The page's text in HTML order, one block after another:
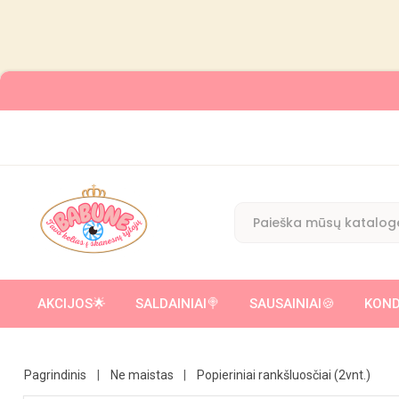
AKCIJOS🌟 SALDAINIAI🍭 SAUSAINIAI🍪
Pagrindinis Ne maistas Popieriniai rankšluosčiai (2vnt.)